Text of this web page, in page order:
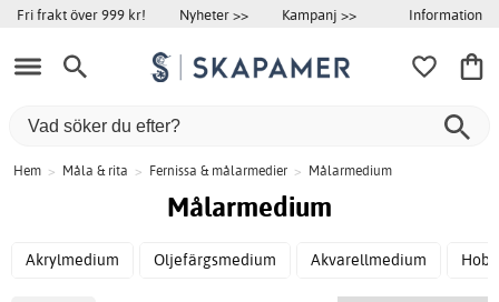
Fri frakt över 999 kr! Nyheter >> Kampanj >> Information
Hem > Måla & rita > Fernissa & målarmedier > Målarmedium
Målarmedium
Akrylmedium Oljefärgsmedium Akvarellmedium